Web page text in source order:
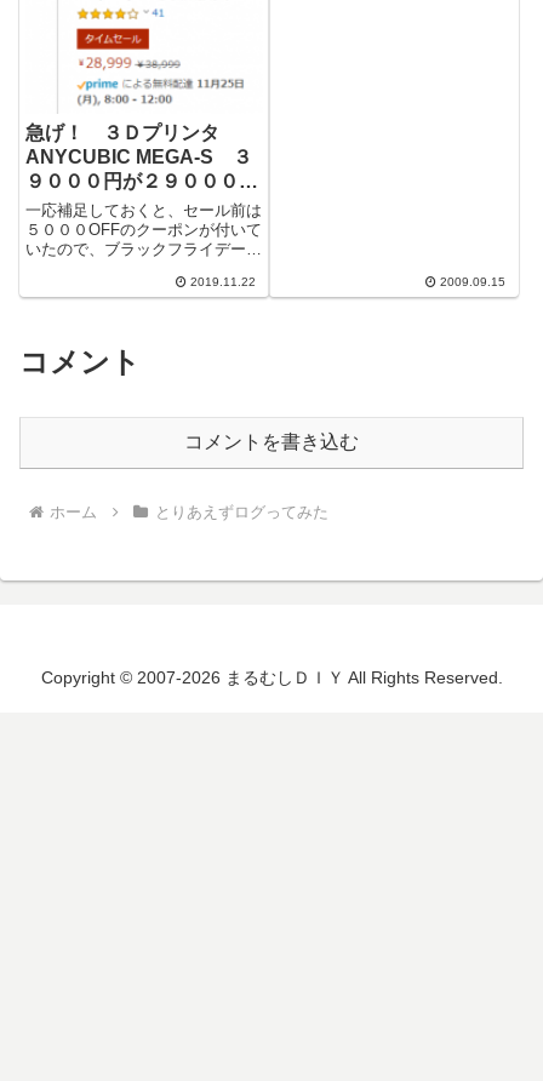
急げ！ ３Ｄプリンタ
ANYCUBIC MEGA-S ３
９０００円が２９０００円
だよ。amazonブラックフ
ライデー セール
一応補足しておくと、セール前は
５０００OFFのクーポンが付いて
いたので、ブラックフライデーの
なります。まぁ合わせて１０００
2019.11.22 2009.09.15
コメント
コメントを書き込む
ホーム とりあえずログってみた
Copyright © 2007-2026 まるむしＤＩＹ All Rights Reserved.